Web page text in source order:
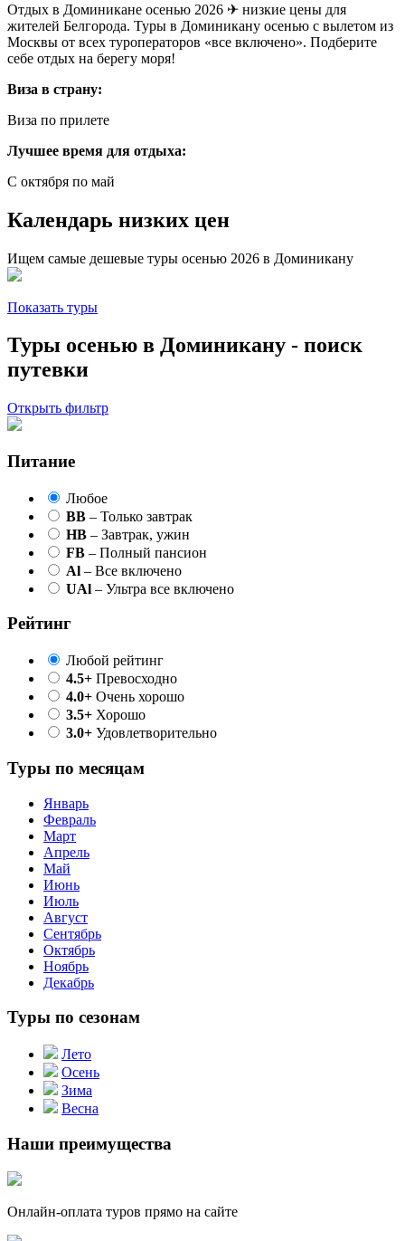
Отдых в Доминикане осенью 2026 ✈ низкие цены для
жителей Белгорода. Туры в Доминикану осенью с вылетом из
Москвы от всех туроператоров «все включено». Подберите
себе отдых на берегу моря!
Виза в страну:
Виза по прилете
Лучшее время для отдыха:
С октября по май
Календарь низких цен
Ищем самые дешевые туры осенью 2026 в Доминикану
Показать туры
Туры осенью в Доминикану - поиск
путевки
Открыть фильтр
Питание
Любое
BB – Только завтрак
HB – Завтрак, ужин
FB – Полный пансион
Al – Все включено
UAl – Ультра все включено
Рейтинг
Любой рейтинг
4.5+ Превосходно
4.0+ Очень хорошо
3.5+ Хорошо
3.0+ Удовлетворительно
Туры по месяцам
Январь
Февраль
Март
Апрель
Май
Июнь
Июль
Август
Сентябрь
Октябрь
Ноябрь
Декабрь
Туры по сезонам
Лето
Осень
Зима
Весна
Наши преимущества
Онлайн-оплата туров прямо на сайте